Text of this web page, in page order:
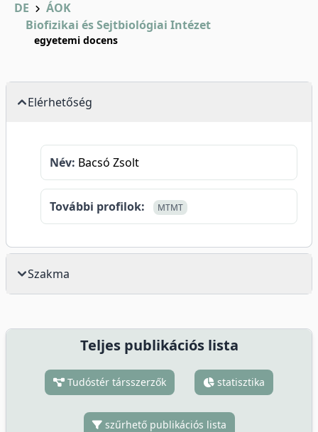
DE
ÁOK
Biofizikai és Sejtbiológiai Intézet
egyetemi docens
Elérhetőség
Név: Bacsó Zsolt
További profilok: MTMT
Szakma
Teljes publikációs lista
Tudóstér társszerzők statisztika
szűrhető publikációs lista